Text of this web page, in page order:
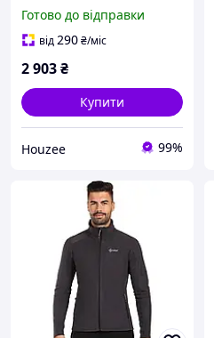
куртка з 10
температурними зонами
Готово до відправки
від290₴/міс
2 903₴
Купити
Houzee 99%